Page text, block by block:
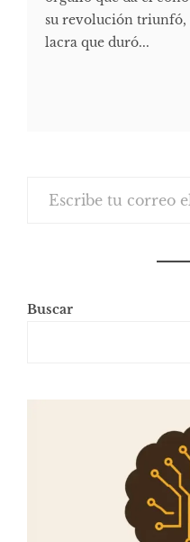
su revolución triunfó,
lacra que duró...
Buscar